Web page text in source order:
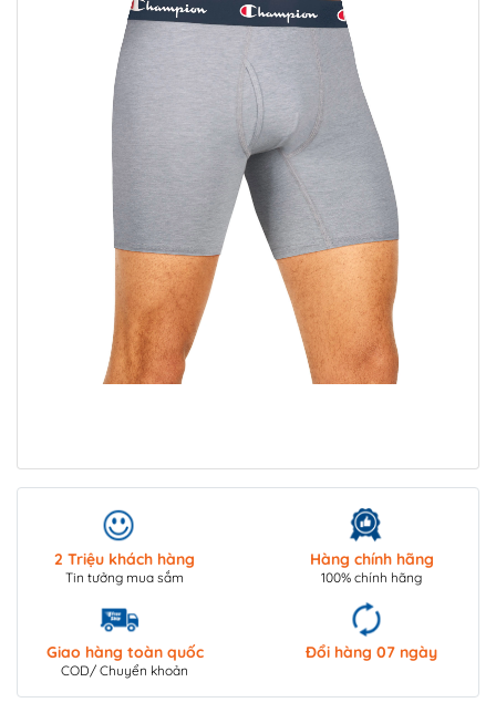
2 Triệu khách hàng
Tin tưởng mua sắm
Hàng chính hãng
100% chính hãng
Giao hàng toàn quốc
COD/ Chuyển khoản
Đổi hàng 07 ngày